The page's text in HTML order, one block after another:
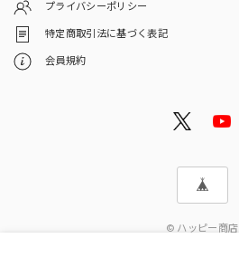
プライバシーポリシー
特定商取引法に基づく表記
会員規約
© ハッピー商店